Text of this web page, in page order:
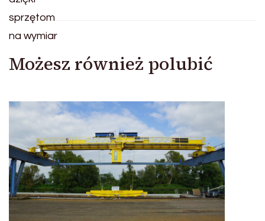
Możesz również polubić